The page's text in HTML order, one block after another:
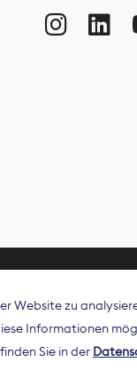
in
Website zu
Informationen
Sie in der